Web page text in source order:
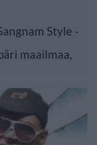
Style -
maailmaa,